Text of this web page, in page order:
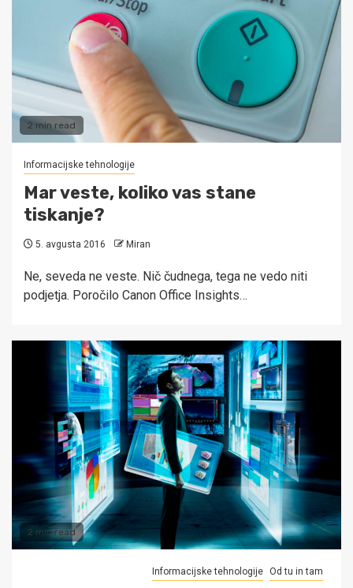
2 min read
Informacijske tehnologije
Mar veste, koliko vas stane
tiskanje?
5. avgusta 2016 Miran
Ne, seveda ne veste. Nič čudnega, tega ne vedo niti
podjetja. Poročilo Canon Office Insights…
2 min read
Informacijske tehnologije Od tu in tam